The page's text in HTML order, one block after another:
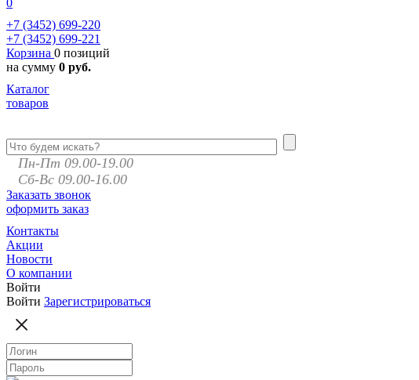
0
+7 (3452) 699-220
+7 (3452) 699-221
Корзина 0 позиций
на сумму 0 руб.
Каталог
товаров
Пн-Пт 09.00-19.00
Сб-Вс 09.00-16.00
Заказать звонок
оформить заказ
Контакты
Акции
Новости
О компании
Войти
Войти Зарегистрироваться